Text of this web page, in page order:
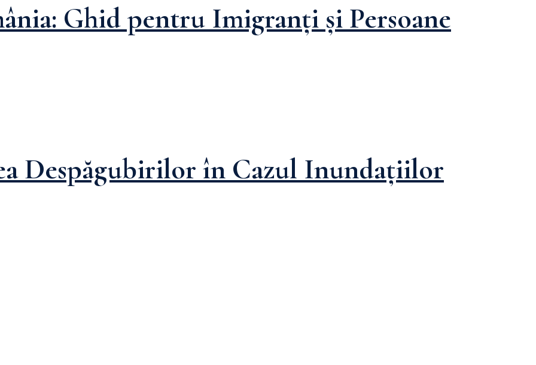
Ghid pentru Imigranți și Persoane
Despăgubirilor în Cazul Inundațiilor